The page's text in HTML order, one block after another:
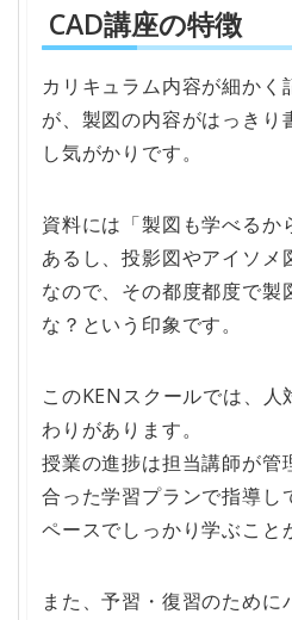
CAD講座の特徴
カリキュラム内容が細かく
が、製図の内容がはっきり
し気がかりです。
資料には「製図も学べるか
あるし、投影図やアイソメ
なので、その都度都度で製
な？という印象です。
このKENスクールでは、
わりがあります。
授業の進捗は担当講師が管
合った学習プランで指導し
ペースでしっかり学ぶこと
また、予習・復習のため